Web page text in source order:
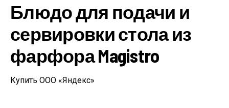
Блюдо для подачи и
сервировки стола из
фарфора Magistro
Купить ООО «Яндекс»